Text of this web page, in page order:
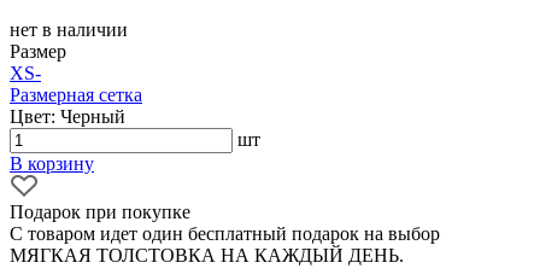
нет в наличии
Размер
XS-
Размерная сетка
Цвет: Черный
шт
В корзину
Подарок при покупке
С товаром идет один бесплатный подарок на выбор
МЯГКАЯ ТОЛСТОВКА НА КАЖДЫЙ ДЕНЬ.